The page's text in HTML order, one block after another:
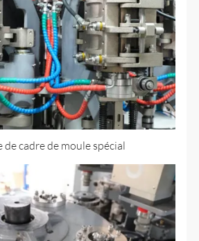
de cadre de moule spécial